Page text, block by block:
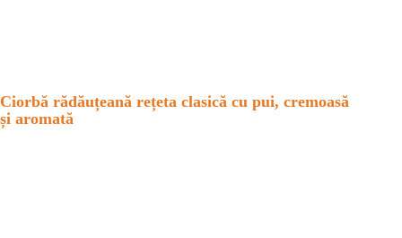
Ciorbă rădăuțeană rețeta clasică cu pui, cremoasă
și aromată